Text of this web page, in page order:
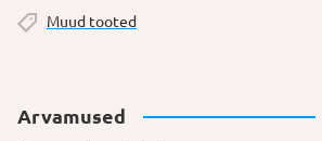
Muud tooted
Arvamused